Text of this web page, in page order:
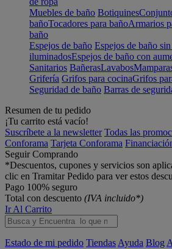
Muebles de baño Botiquines
bañoTocadores para bañoArmarios
baño
Espejos de baño Espejos de baño
iluminadosEspejos de baño con
Sanitarios BañerasLavabos
Grifería Grifos para cocinaGrifos
Seguridad de baño Barras de
Resumen de tu pedido
¡Tu carrito está vacío!
Suscríbete a la newsletter Todas las
Conforama Tarjeta Conforama
Seguir Comprando
*Descuentos, cupones y servicios son
clic en Tramitar Pedido para ver estos
Pago 100% seguro
Total con descuento (IVA incluido*)
Ir Al Carrito
Estado de mi pedido Tiendas Ayuda Blog